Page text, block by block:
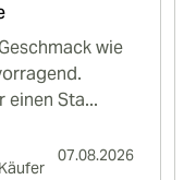
wie
einen Sta...
07.08.2026